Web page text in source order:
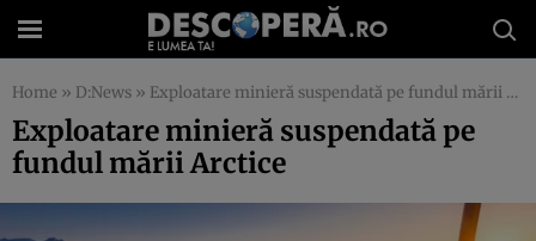
Home » D:News » Exploatare minieră suspendată pe fundul mării Arctice
Exploatare minieră suspendată pe
fundul mării Arctice